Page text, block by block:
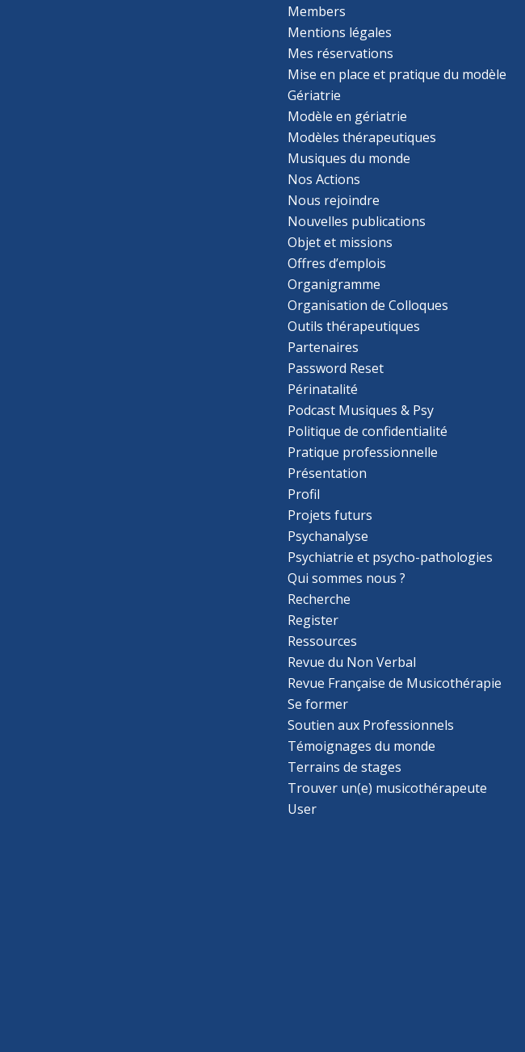
Members
Mentions légales
Mes réservations
Mise en place et pratique du modèle
Gériatrie
Modèle en gériatrie
Modèles thérapeutiques
Musiques du monde
Nos Actions
Nous rejoindre
Nouvelles publications
Objet et missions
Offres d’emplois
Organigramme
Organisation de Colloques
Outils thérapeutiques
Partenaires
Password Reset
Périnatalité
Podcast Musiques & Psy
Politique de confidentialité
Pratique professionnelle
Présentation
Profil
Projets futurs
Psychanalyse
Psychiatrie et psycho-pathologies
Qui sommes nous ?
Recherche
Register
Ressources
Revue du Non Verbal
Revue Française de Musicothérapie
Se former
Soutien aux Professionnels
Témoignages du monde
Terrains de stages
Trouver un(e) musicothérapeute
User